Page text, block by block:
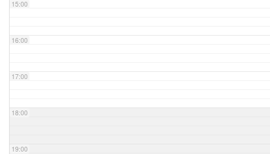
15:00
16:00
17:00
18:00
19:00